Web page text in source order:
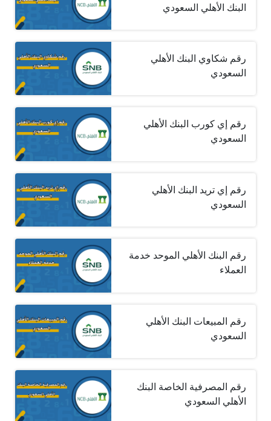
البنك الأهلي السعودي
رقم شكاوي البنك الأهلي
السعودي
رقم إي كورب البنك الأهلي
السعودي
رقم إي تريد البنك الأهلي
السعودي
رقم البنك الأهلي الموحد خدمة
العملاء
رقم المبيعات البنك الأهلي
السعودي
رقم المصرفية الخاصة البنك
الأهلي السعودي